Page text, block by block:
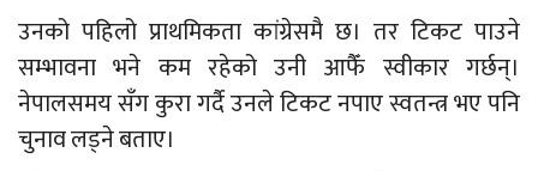
उनको पहिलो प्राथमिकता कांग्रेसमै छ। तर टिकट पाउने
सम्भावना भने कम रहेको उनी आफैँ स्वीकार गर्छन्।
नेपालसमय सँग कुरा गर्दै उनले टिकट नपाए स्वतन्त्र भए पनि
चुनाव लड्ने बताए।